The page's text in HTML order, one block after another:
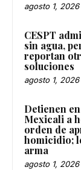
agosto 1, 2026
CESPT
sin agua,
reportan
soluciones
agosto 1, 2026
Detienen
Mexicali a
orden de
homicidio;
arma
agosto 1, 2026